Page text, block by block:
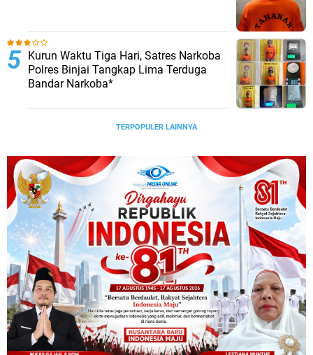
Kurun Waktu Tiga Hari, Satres Narkoba
Polres Binjai Tangkap Lima Terduga
Bandar Narkoba*
TERPOPULER LAINNYA